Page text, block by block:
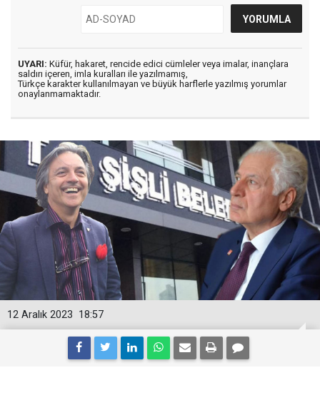
UYARI: Küfür, hakaret, rencide edici cümleler veya imalar, inançlara
saldırı içeren, imla kuralları ile yazılmamış,
Türkçe karakter kullanılmayan ve büyük harflerle yazılmış yorumlar
onaylanmamaktadır.
18:57
12 Aralık 2023